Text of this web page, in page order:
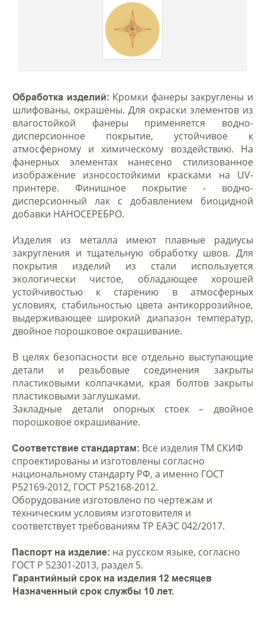
Обработка изделий: Кромки фанеры закруглены и
шлифованы, окрашены. Для окраски элементов из
влагостойкой фанеры применяется водно-
дисперсионное покрытие, устойчивое к
атмосферному и химическому воздействию. На
фанерных элементах нанесено стилизованное
изображение износостойкими красками на UV-
принтере. Финишное покрытие - водно-
дисперсионный лак с добавлением биоцидной
добавки НАНОСЕРЕБРО.
Изделия из металла имеют плавные радиусы
закругления и тщательную обработку швов. Для
покрытия изделий из стали используется
экологически чистое, обладающее хорошей
устойчивостью к старению в атмосферных
условиях, стабильностью цвета антикоррозийное,
выдерживающее широкий диапазон температур,
двойное порошковое окрашивание.
В целях безопасности все отдельно выступающие
детали и резьбовые соединения закрыты
пластиковыми колпачками, края болтов закрыты
пластиковыми заглушками.
Закладные детали опорных стоек – двойное
порошковое окрашивание.
Соответствие стандартам: Все изделия ТМ СКИФ
спроектированы и изготовлены согласно
национальному стандарту РФ, а именно ГОСТ
Р52169-2012, ГОСТ Р52168-2012.
Оборудование изготовлено по чертежам и
техническим условиям изготовителя и
соответствует требованиям ТР ЕАЭС 042/2017.
Паспорт на изделие: на русском языке, согласно
ГОСТ Р 52301-2013, раздел 5.
Гарантийный срок на изделия 12 месяцев
Назначенный срок службы 10 лет.